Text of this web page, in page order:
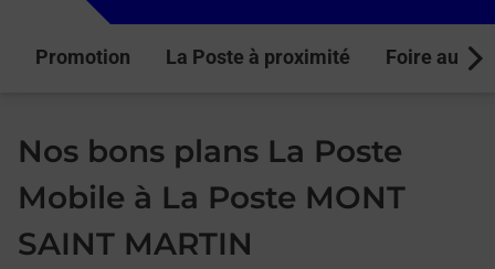
Promotion La Poste à proximité Foire aux
Nos bons plans La Poste
Mobile à La Poste MONT
SAINT MARTIN